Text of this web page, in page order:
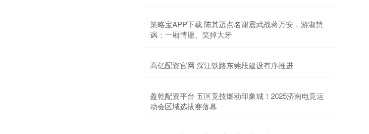
策略宝APP下载 陈其迈点名谢震武战蒋万安，游淑慧
讽：一厢情愿、笑掉大牙
高亿配资官网 深江铁路东莞段建设有序推进
盈乾配资平台 五区竞技燃动印象城！2025济南电竞运
动会区域选拔赛落幕